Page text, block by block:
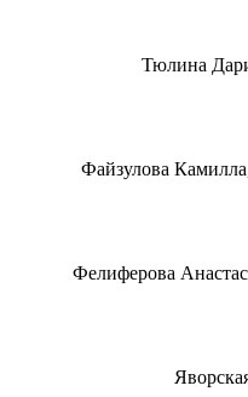
Тюлина
Файзулова
Фелиферова